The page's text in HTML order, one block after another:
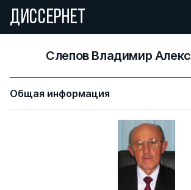
ДИССЕРНЕТ
Слепов Владимир
Общая информация